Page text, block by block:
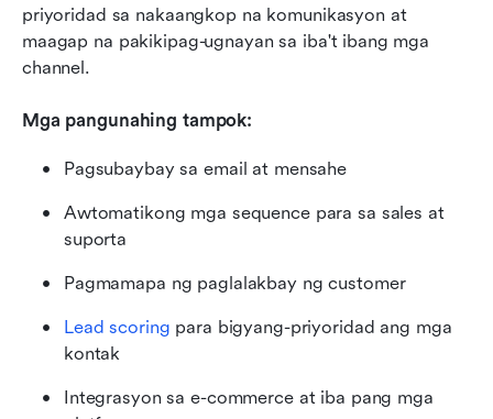
priyoridad sa nakaangkop na komunikasyon at
maagap na pakikipag-ugnayan sa iba't ibang mga
channel.
Mga pangunahing tampok:
Pagsubaybay sa email at mensahe
Awtomatikong mga sequence para sa sales at
suporta
Pagmamapa ng paglalakbay ng customer
Lead scoring para bigyang-priyoridad ang mga
kontak
Integrasyon sa e-commerce at iba pang mga